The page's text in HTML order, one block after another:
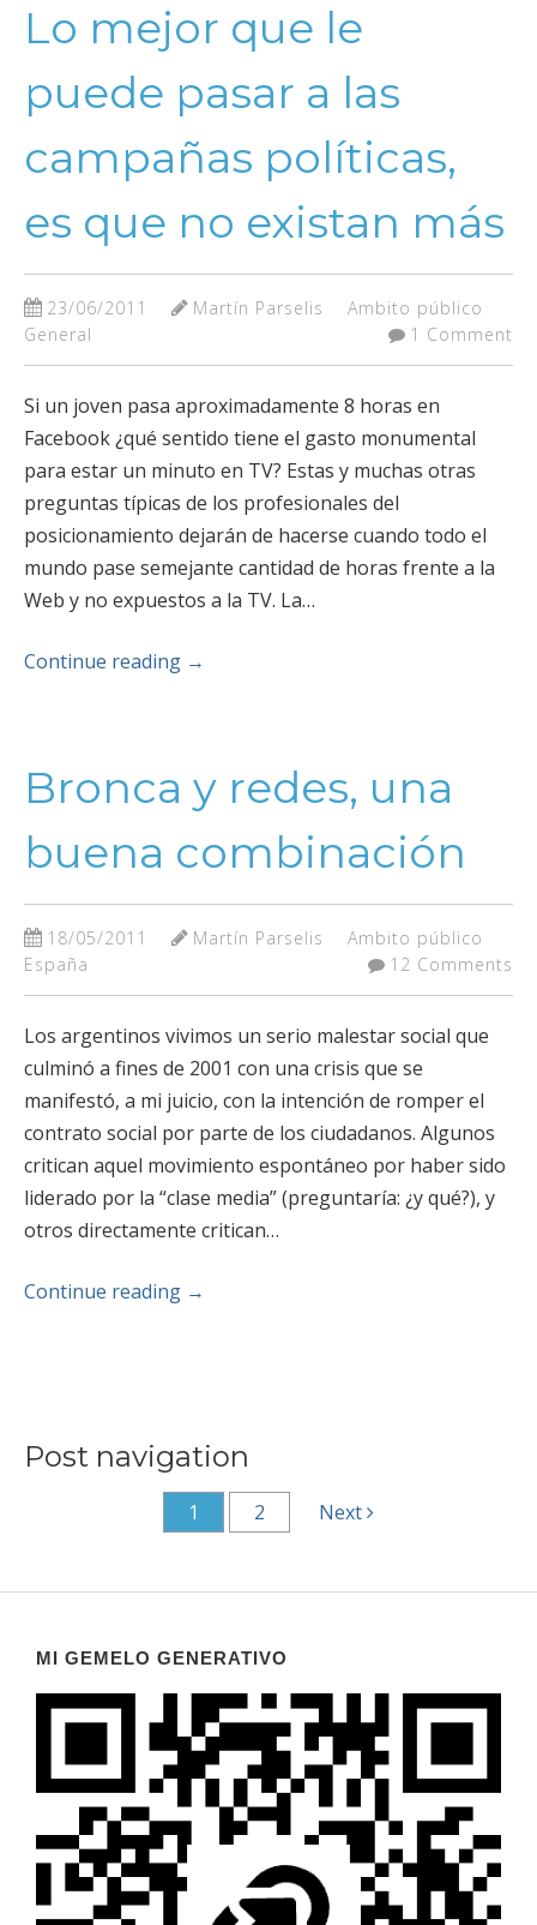
Lo mejor que le
puede pasar a las
campañas políticas,
es que no existan más
23/06/2011 Martín Parselis
Ambito público
General
1 Comment
Si un joven pasa aproximadamente 8 horas en
Facebook ¿qué sentido tiene el gasto monumental
para estar un minuto en TV? Estas y muchas otras
preguntas típicas de los profesionales del
posicionamiento dejarán de hacerse cuando todo el
mundo pase semejante cantidad de horas frente a la
Web y no expuestos a la TV. La…
Continue reading →
Bronca y redes, una
buena combinación
18/05/2011 Martín Parselis
Ambito público
España
12 Comments
Los argentinos vivimos un serio malestar social que
culminó a fines de 2001 con una crisis que se
manifestó, a mi juicio, con la intención de romper el
contrato social por parte de los ciudadanos. Algunos
critican aquel movimiento espontáneo por haber sido
liderado por la “clase media” (preguntaría: ¿y qué?), y
otros directamente critican…
Continue reading →
Post navigation
1 2 Next
MI GEMELO GENERATIVO